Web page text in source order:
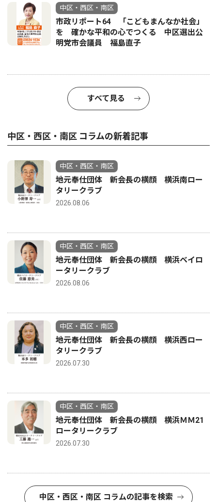
中区・西区・南区
市政リポート64 「こどもまんなか社会」
を 確かな平和の心でつくる 中区選出公
明党市会議員 福島直子
すべて見る
中区・西区・南区 コラムの新着記事
中区・西区・南区
地元奉仕団体 新会長の横顔 横浜南ロー
タリークラブ
2026.08.06
中区・西区・南区
地元奉仕団体 新会長の横顔 横浜ベイロ
ータリークラブ
2026.08.06
中区・西区・南区
地元奉仕団体 新会長の横顔 横浜西ロー
タリークラブ
2026.07.30
中区・西区・南区
地元奉仕団体 新会長の横顔 横浜ＭＭ21
ロータリークラブ
2026.07.30
中区・西区・南区 コラムの記事を検索